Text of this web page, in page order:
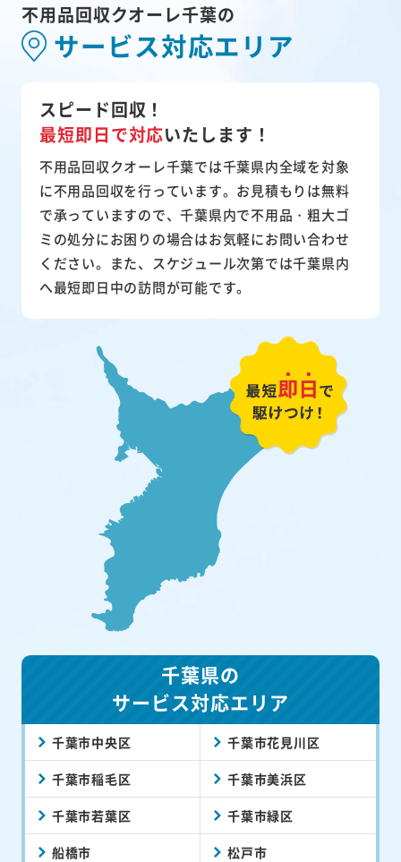
不用品回収クオーレ千葉の
サービス対応エリア
スピード回収！
最短即日で対応いたします！
不用品回収クオーレ千葉では千葉県内全域を対象
に不用品回収を行っています。お見積もりは無料
で承っていますので、千葉県内で不用品・粗大ゴ
ミの処分にお困りの場合はお気軽にお問い合わせ
ください。また、スケジュール次第では千葉県内
へ最短即日中の訪問が可能です。
千葉県の
サービス対応エリア
千葉市中央区 千葉市花見川区
千葉市稲毛区 千葉市美浜区
千葉市若葉区 千葉市緑区
船橋市 松戸市